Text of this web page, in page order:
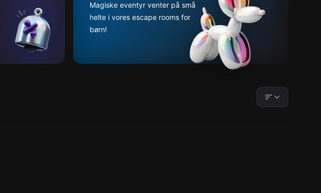
Magiske eventyr venter på små
helte i vores escape rooms for
børn!